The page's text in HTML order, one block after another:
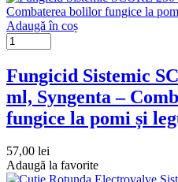
Adaugă în coș
Fungicid Sistemic
ml, Syngenta –
fungice la pomi și
57,00 lei
Adaugă la favorite